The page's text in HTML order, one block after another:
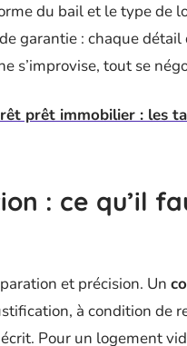
du bail et le type de
garantie : chaque
s’improvise, tout se
prêt immobilier : les
: ce qu’il
et précision. Un
à condition de
Pour un logement